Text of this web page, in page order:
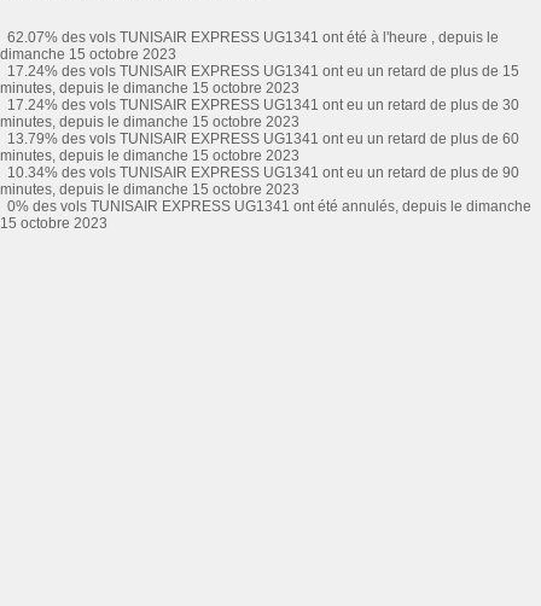
62.07% des vols TUNISAIR EXPRESS UG1341 ont été à l'heure , depuis le
dimanche 15 octobre 2023
17.24% des vols TUNISAIR EXPRESS UG1341 ont eu un retard de plus de 15
minutes, depuis le dimanche 15 octobre 2023
17.24% des vols TUNISAIR EXPRESS UG1341 ont eu un retard de plus de 30
minutes, depuis le dimanche 15 octobre 2023
13.79% des vols TUNISAIR EXPRESS UG1341 ont eu un retard de plus de 60
minutes, depuis le dimanche 15 octobre 2023
10.34% des vols TUNISAIR EXPRESS UG1341 ont eu un retard de plus de 90
minutes, depuis le dimanche 15 octobre 2023
0% des vols TUNISAIR EXPRESS UG1341 ont été annulés, depuis le dimanche
15 octobre 2023